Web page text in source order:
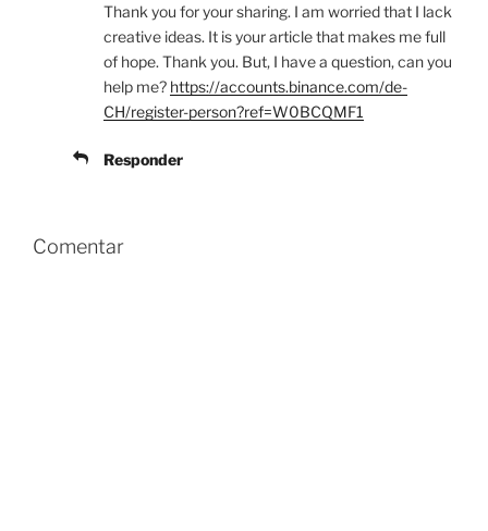
Thank you for your sharing. I am worried that I lack
creative ideas. It is your article that makes me full
of hope. Thank you. But, I have a question, can you
help me? https://accounts.binance.com/de-
CH/register-person?ref=W0BCQMF1
Responder
Comentar